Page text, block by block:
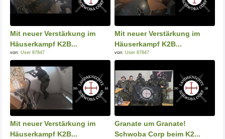
Mit neuer Verstärkung im
Häuserkampf K2B...
von: User 87847
Mit neuer Verstärkung im
Häuserkampf K2B...
von: User 87847
Mit neuer Verstärkung im
Häuserkampf K2B...
Granate um Granate!
Schwoba Corp beim K2...